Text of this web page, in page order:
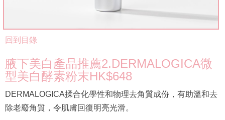
回到目錄
腋下美白產品推薦2.DERMALOGICA微
型美白酵素粉末HK$648
DERMALOGICA揉合化學性和物理去角質成份，有助溫和去
除老廢角質，令肌膚回復明亮光滑。